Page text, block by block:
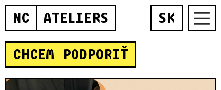
NC ATELIERS SK
CHCEM PODPORIŤ